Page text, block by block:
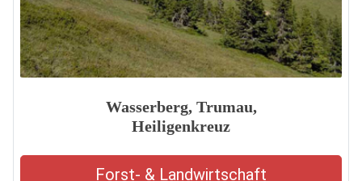
Wasserberg, Trumau,
Heiligenkreuz
Forst- & Landwirtschaft